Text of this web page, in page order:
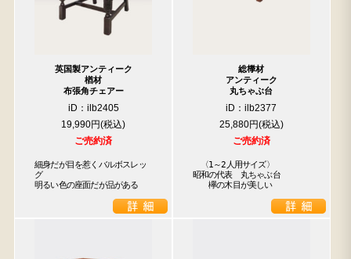
英国製アンティーク
楢材
布張角チェアー
iD：ilb2405
19,990円
ご売約済
細身だが目を惹くバルボスレッ
グ
明るい色の座面だが品がある
総﨔材
アンティーク
丸ちゃぶ台
iD：ilb2377
25,880円
ご売約済
〈1～2人用サイズ〉
昭和の代表　丸ちゃぶ台
欅の木目が美しい